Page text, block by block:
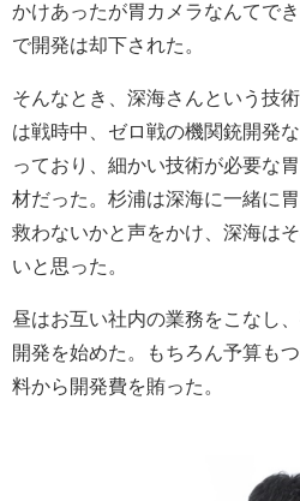
かけあったが胃カメラなんてで
で開発は却下された。
そんなとき、深海さんという技
は戦時中、ゼロ戦の機関銃開発
っており、細かい技術が必要な
材だった。杉浦は深海に一緒に
救わないかと声をかけ、深海は
いと思った。
昼はお互い社内の業務をこなし
開発を始めた。もちろん予算も
料から開発費を賄った。